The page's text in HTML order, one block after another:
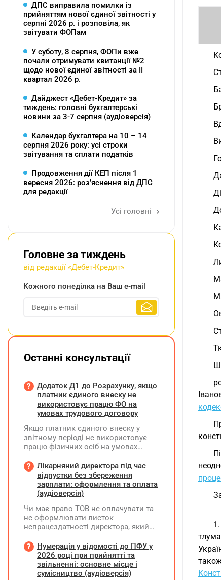
ДПС виправила помилки із
прийняттям нової єдиної звітності у
серпні 2026 р. і розповіла, як
звітувати ФОПам
У суботу, 8 серпня, ФОПи вже
почали отримувати квитанції №2
щодо нової єдиної звітності за ІІ
квартал 2026 р.
Дайджест «Дебет-Кредит» за
тиждень: головні бухгалтерські
новини за 3-7 серпня (аудіоверсія)
Календар бухгалтера на 10 – 14
серпня 2026 року: усі строки
звітування та сплати податків
Продовження дії КЕП після 1
вересня 2026: розʼяснення від ДПС
для редакції
Усі головні
Головне за тиждень
від редакції «Дебет-Кредит»
Кожного понеділка на Ваш e-mail
Останні консультації
Додаток Д1 до Розрахунку, якщо
платник єдиного внеску не
використовує працю ФО на
умовах трудового договору
Якщо платник єдиного внеску у
звітному періоді не використовує
працю фізичних осіб на умовах
на інших умовах, передбачених
законодавством, Додаток Д1/
Додаток ФІЗ-Д1 за відповідний
період не подається
Лікарняний директора під час
відпустки без збереження
зарплати: оформлення та оплата
(аудіоверсія)
Чи має право ТОВ не оплачувати та
не оформлювати листок
непрацездатності директора, який
збереження заробітної плати під час
призупинення діяльності
підприємства?
Нумерація у відомості до ПФУ у
2026 році при прийнятті та
звільненні: основне місце і
сумісництво (аудіоверсія)